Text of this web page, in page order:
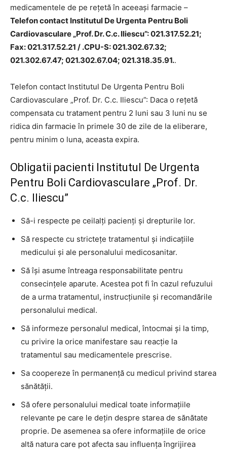
medicamentele de pe rețetă în aceeași farmacie –
Telefon contact Institutul De Urgenta Pentru Boli
Cardiovasculare „Prof. Dr. C.c. Iliescu”: 021.317.52.21;
Fax: 021.317.52.21 / .CPU-S: 021.302.67.32;
021.302.67.47; 021.302.67.04; 021.318.35.91..
Telefon contact Institutul De Urgenta Pentru Boli
Cardiovasculare „Prof. Dr. C.c. Iliescu”: Daca o rețetă
compensata cu tratament pentru 2 luni sau 3 luni nu se
ridica din farmacie în primele 30 de zile de la eliberare,
pentru minim o luna, aceasta expira.
Obligatii pacienti Institutul De Urgenta
Pentru Boli Cardiovasculare „Prof. Dr.
C.c. Iliescu”
Să-i respecte pe ceilalţi pacienţi şi drepturile lor.
Să respecte cu stricteţe tratamentul şi indicaţiile
medicului şi ale personalului medicosanitar.
Să îşi asume întreaga responsabilitate pentru
consecinţele aparute. Acestea pot fi în cazul refuzului
de a urma tratamentul, instrucţiunile şi recomandările
personalului medical.
Să informeze personalul medical, întocmai şi la timp,
cu privire la orice manifestare sau reacţie la
tratamentul sau medicamentele prescrise.
Sa coopereze în permanenţă cu medicul privind starea
sănătăţii.
Să ofere personalului medical toate informaţiile
relevante pe care le deţin despre starea de sănătate
proprie. De asemenea sa ofere informaţiile de orice
altă natura care pot afecta sau influenţa îngrijirea